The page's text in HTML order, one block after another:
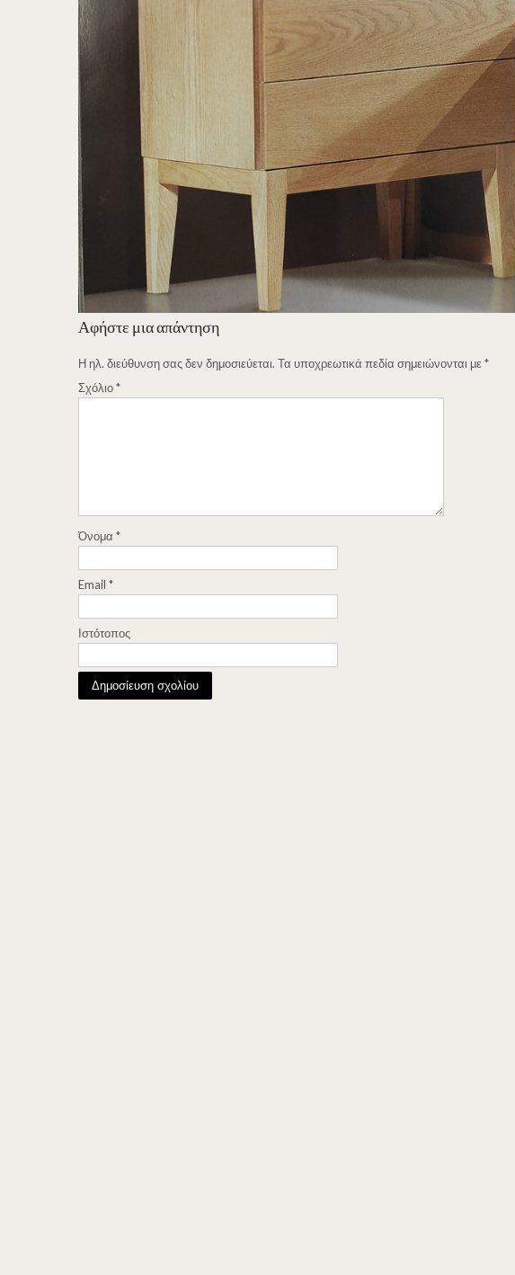
Αφήστε μια απάντηση
Η ηλ. διεύθυνση σας δεν δημοσιεύεται. Τα υποχρεωτικά πεδία σημειώνονται με*
Σχόλιο*
Όνομα *
Email *
Ιστότοπος